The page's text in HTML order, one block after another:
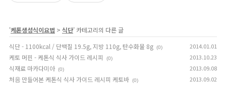
'케톤생성식이요법 > 식단' 카테고리의 다른 글
식단 - 1100kcal / 단백질 19.5g, 지방 110g, 탄수화물 8g (0) 2014.01.01
케토 머핀 - 케톤식 식사 가이드 레시피 (0) 2013.10.23
식재료 마카다미아 (0) 2013.09.08
처음 만들어본 케톤식 식사 가이드 레시피 케토바 (0) 2013.09.02